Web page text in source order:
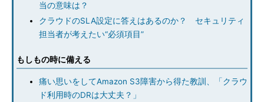
当の意味は？
クラウドのSLA設定に答えはあるのか？ セキュリティ
担当者が考えたい“必須項目”
もしもの時に備える
痛い思いをしてAmazon S3障害から得た教訓、「クラウ
ド利用時のDRは大丈夫？」